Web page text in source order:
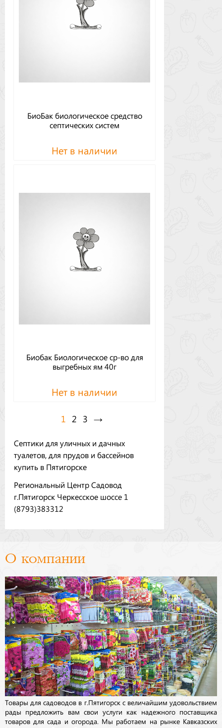
БиоБак биологическое средство
септических систем
Нет в наличии
Биобак Биологическое ср-во для
выгребных ям 40г
Нет в наличии
1 2 3 →
Септики для уличных и дачных
туалетов, для прудов и бассейнов
купить в Пятигорске
Региональный Центр Садовод
г.Пятигорск Черкесское шоссе 1
(8793)383312
О компании
Товары для садоводов в г.Пятигорск с величайшим удовольствием
рады предложить вам свои услуги как надежного поставщика
товаров для сада и огорода. Мы работаем на рынке Кавказских